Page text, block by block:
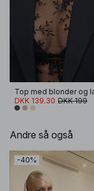
DKK 139.30 DKK 199
Andre så også
-40%